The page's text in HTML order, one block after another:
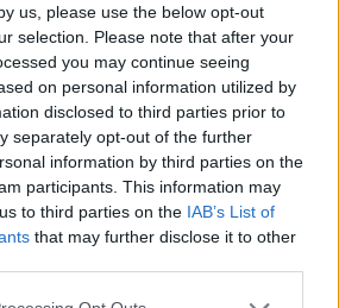
us, please use the below opt-out
selection. Please note that after your
you may continue seeing
on personal information utilized by
disclosed to third parties prior to
separately opt-out of the further
information by third parties on the
participants. This information may
to third parties on the IAB’s List of
that may further disclose it to other